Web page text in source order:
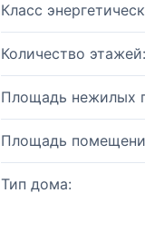
Класс
Количество этажей:
Площадь нежилых
Площадь
Тип дома: